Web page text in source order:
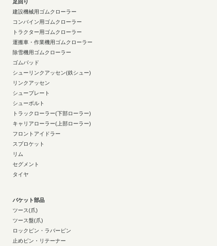
足回り
建設機械用ゴムクローラー
コンバイン用ゴムクローラー
トラクター用ゴムクローラー
運搬車・作業機用ゴムクローラー
除雪機用ゴムクローラー
ゴムパッド
シューリンクアッセン(鉄シュー)
リンクアッセン
シュープレート
シューボルト
トラックローラー(下部ローラー)
キャリアローラー(上部ローラー)
フロントアイドラー
スプロケット
リム
セグメント
タイヤ
バケット部品
ツース(爪)
ツース盤(爪)
ロックピン・ラバーピン
止めピン・リテーナー